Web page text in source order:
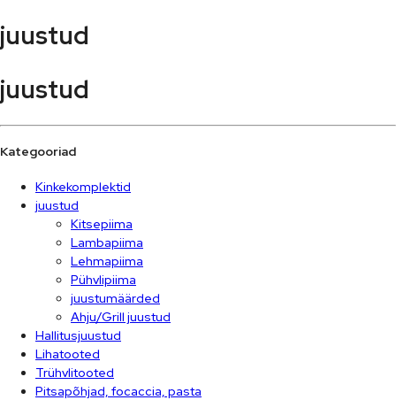
juustud
juustud
Kategooriad
Kinkekomplektid
juustud
Kitsepiima
Lambapiima
Lehmapiima
Pühvlipiima
juustumäärded
Ahju/Grill juustud
Hallitusjuustud
Lihatooted
Trühvlitooted
Pitsapõhjad, focaccia, pasta